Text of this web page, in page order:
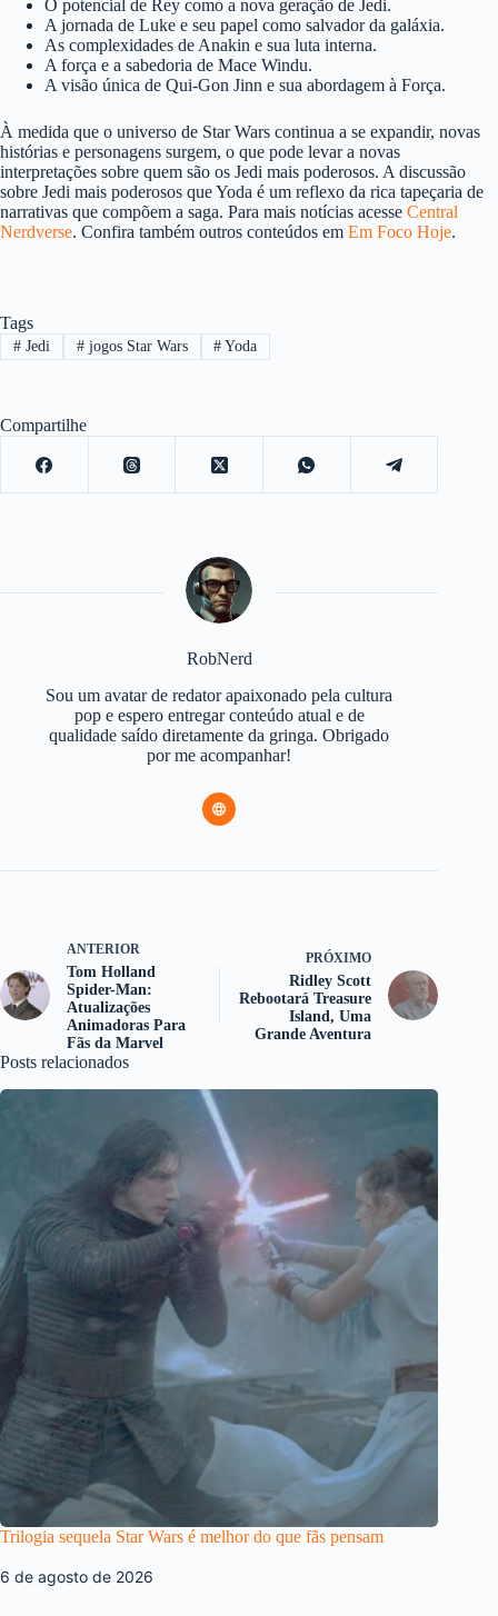
O potencial de Rey como a nova geração de Jedi.
A jornada de Luke e seu papel como salvador da galáxia.
As complexidades de Anakin e sua luta interna.
A força e a sabedoria de Mace Windu.
A visão única de Qui-Gon Jinn e sua abordagem à Força.
À medida que o universo de Star Wars continua a se expandir, novas
histórias e personagens surgem, o que pode levar a novas
interpretações sobre quem são os Jedi mais poderosos. A discussão
sobre Jedi mais poderosos que Yoda é um reflexo da rica tapeçaria de
narrativas que compõem a saga. Para mais notícias acesse Central
Nerdverse. Confira também outros conteúdos em Em Foco Hoje.
Tags
#Jedi #jogos Star Wars # Yoda
Compartilhe
RobNerd
Sou um avatar de redator apaixonado pela cultura
pop e espero entregar conteúdo atual e de
qualidade saído diretamente da gringa. Obrigado
por me acompanhar!
ANTERIOR
Tom Holland
Spider-Man:
Atualizações
Animadoras Para
Fãs da Marvel
PRÓXIMO
Ridley Scott
Rebootará Treasure
Island, Uma
Grande Aventura
Posts relacionados
Trilogia sequela Star Wars é melhor do que fãs pensam
6 de agosto de 2026